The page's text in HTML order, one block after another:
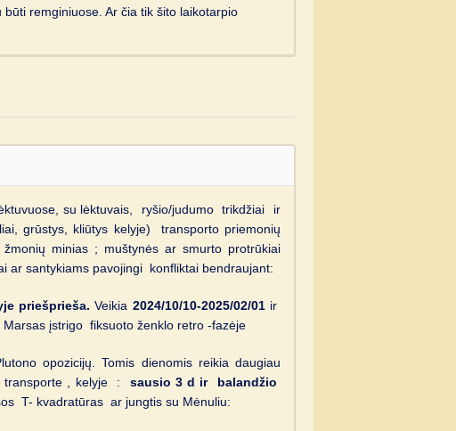
remginiuose. Ar čia tik šito laikotarpio
su lėktuvais, ryšio/judumo trikdžiai ir
grūstys, kliūtys kelyje) transporto priemonių
minias ; muštynės ar smurto protrūkiai
ar santykiams pavojingi konfliktai bendraujant:
priešprieša. Veikia 2024/10/10-2025/02/01ir
įstrigo fiksuoto ženklo retro -fazėje
opozicijų. Tomis dienomis reikia daugiau
transporte , kelyje : sausio 3 d ir balandžio
T- kvadratūras ar jungtis su Mėnuliu: